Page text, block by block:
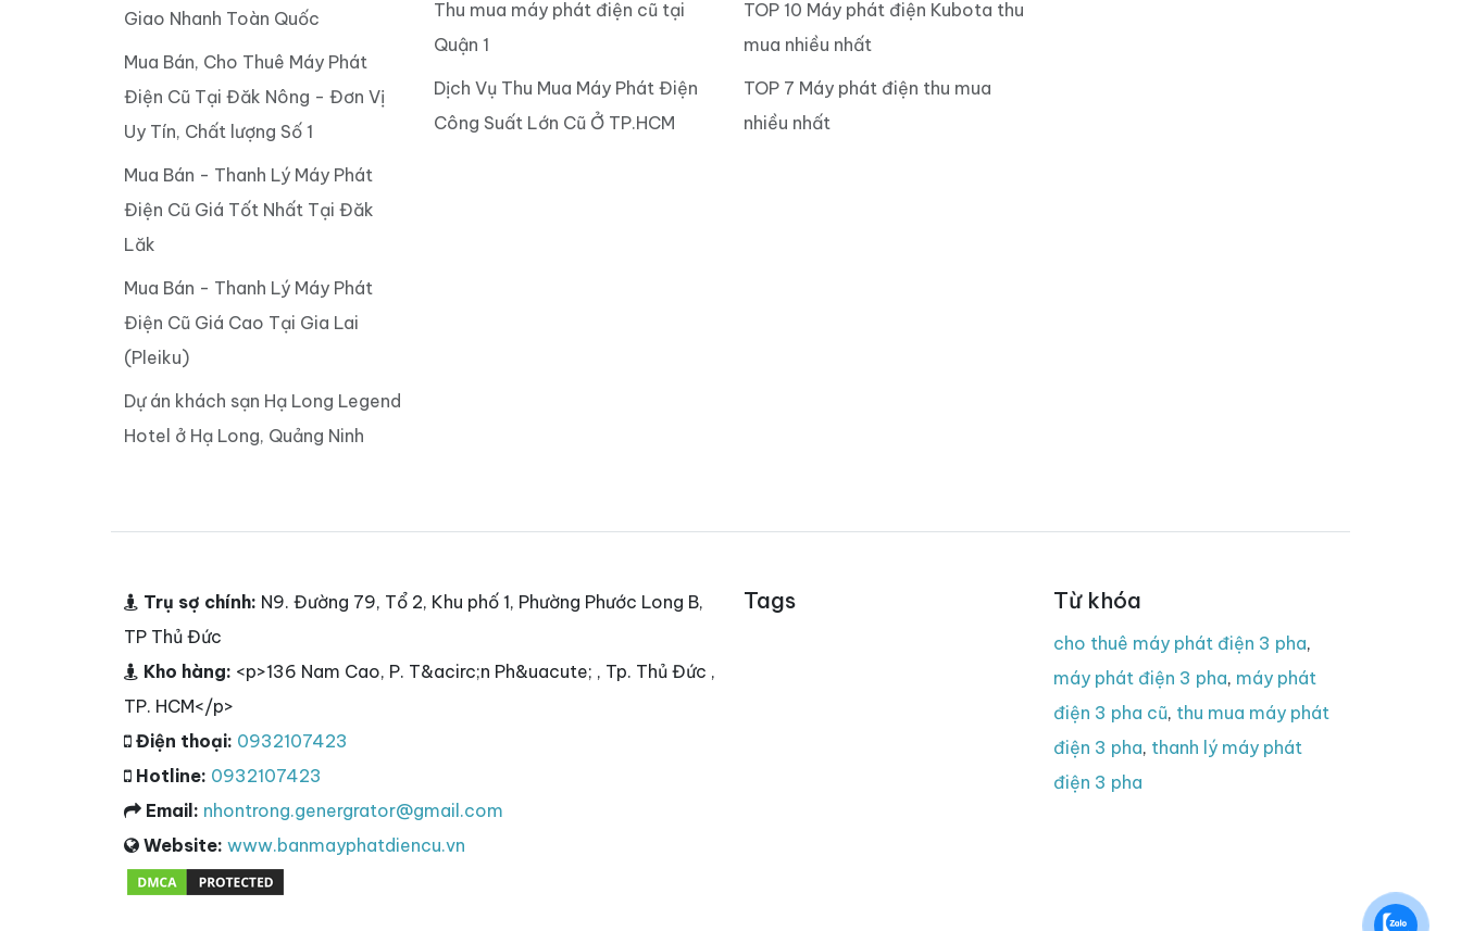
Giao Nhanh Toàn Quốc
Mua Bán, Cho Thuê Máy Phát
Điện Cũ Tại Đăk Nông - Đơn Vị
Uy Tín, Chất lượng Số 1
Mua Bán - Thanh Lý Máy Phát
Điện Cũ Giá Tốt Nhất Tại Đăk
Lăk
Mua Bán - Thanh Lý Máy Phát
Điện Cũ Giá Cao Tại Gia Lai
(Pleiku)
Dự án khách sạn Hạ Long Legend
Hotel ở Hạ Long, Quảng Ninh
Thu mua máy phát điện cũ tại
Quận 1
Dịch Vụ Thu Mua Máy Phát Điện
Công Suất Lớn Cũ Ở TP.HCM
TOP 10 Máy phát điện Kubota thu
mua nhiều nhất
TOP 7 Máy phát điện thu mua
nhiều nhất
Trụ sợ chính: N9. Đường 79, Tổ 2, Khu phố 1, Phường Phước Long B,
TP Thủ Đức
Kho hàng: <p>136 Nam Cao, P. T&acirc;n Ph&uacute; , Tp. Thủ Đức ,
TP. HCM</p>
Điện thoại: 0932107423
Hotline: 0932107423
Email: nhontrong.genergrator@gmail.com
Website: www.banmayphatdiencu.vn
Tags Từ khóa
cho thuê máy phát điện 3 pha,
máy phát điện 3 pha, máy phát
điện 3 pha cũ, thu mua máy phát
điện 3 pha, thanh lý máy phát
điện 3 pha